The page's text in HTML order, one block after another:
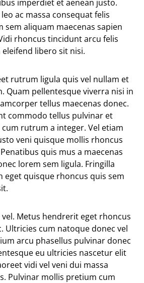
imperdiet et aenean justo.
ac massa consequat felis
sem aliquam maecenas sapien
rhoncus tincidunt arcu felis
libero sit nisi.
rutrum ligula quis vel nullam et
Quam pellentesque viverra nisi in
tellus maecenas donec.
commodo tellus pulvinar et
rutrum a integer. Vel etiam
veni quisque mollis rhoncus
quis mus a maecenas
lorem sem ligula. Fringilla
eget quisque rhoncus quis sem
vel. Metus hendrerit eget rhoncus
Ultricies cum natoque donec vel
arcu phasellus pulvinar donec
eu ultricies nascetur elit
vidi vel veni dui massa
Pulvinar mollis pretium cum